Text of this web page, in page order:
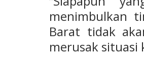
menimbulkan
Barat tidak
merusak situasi